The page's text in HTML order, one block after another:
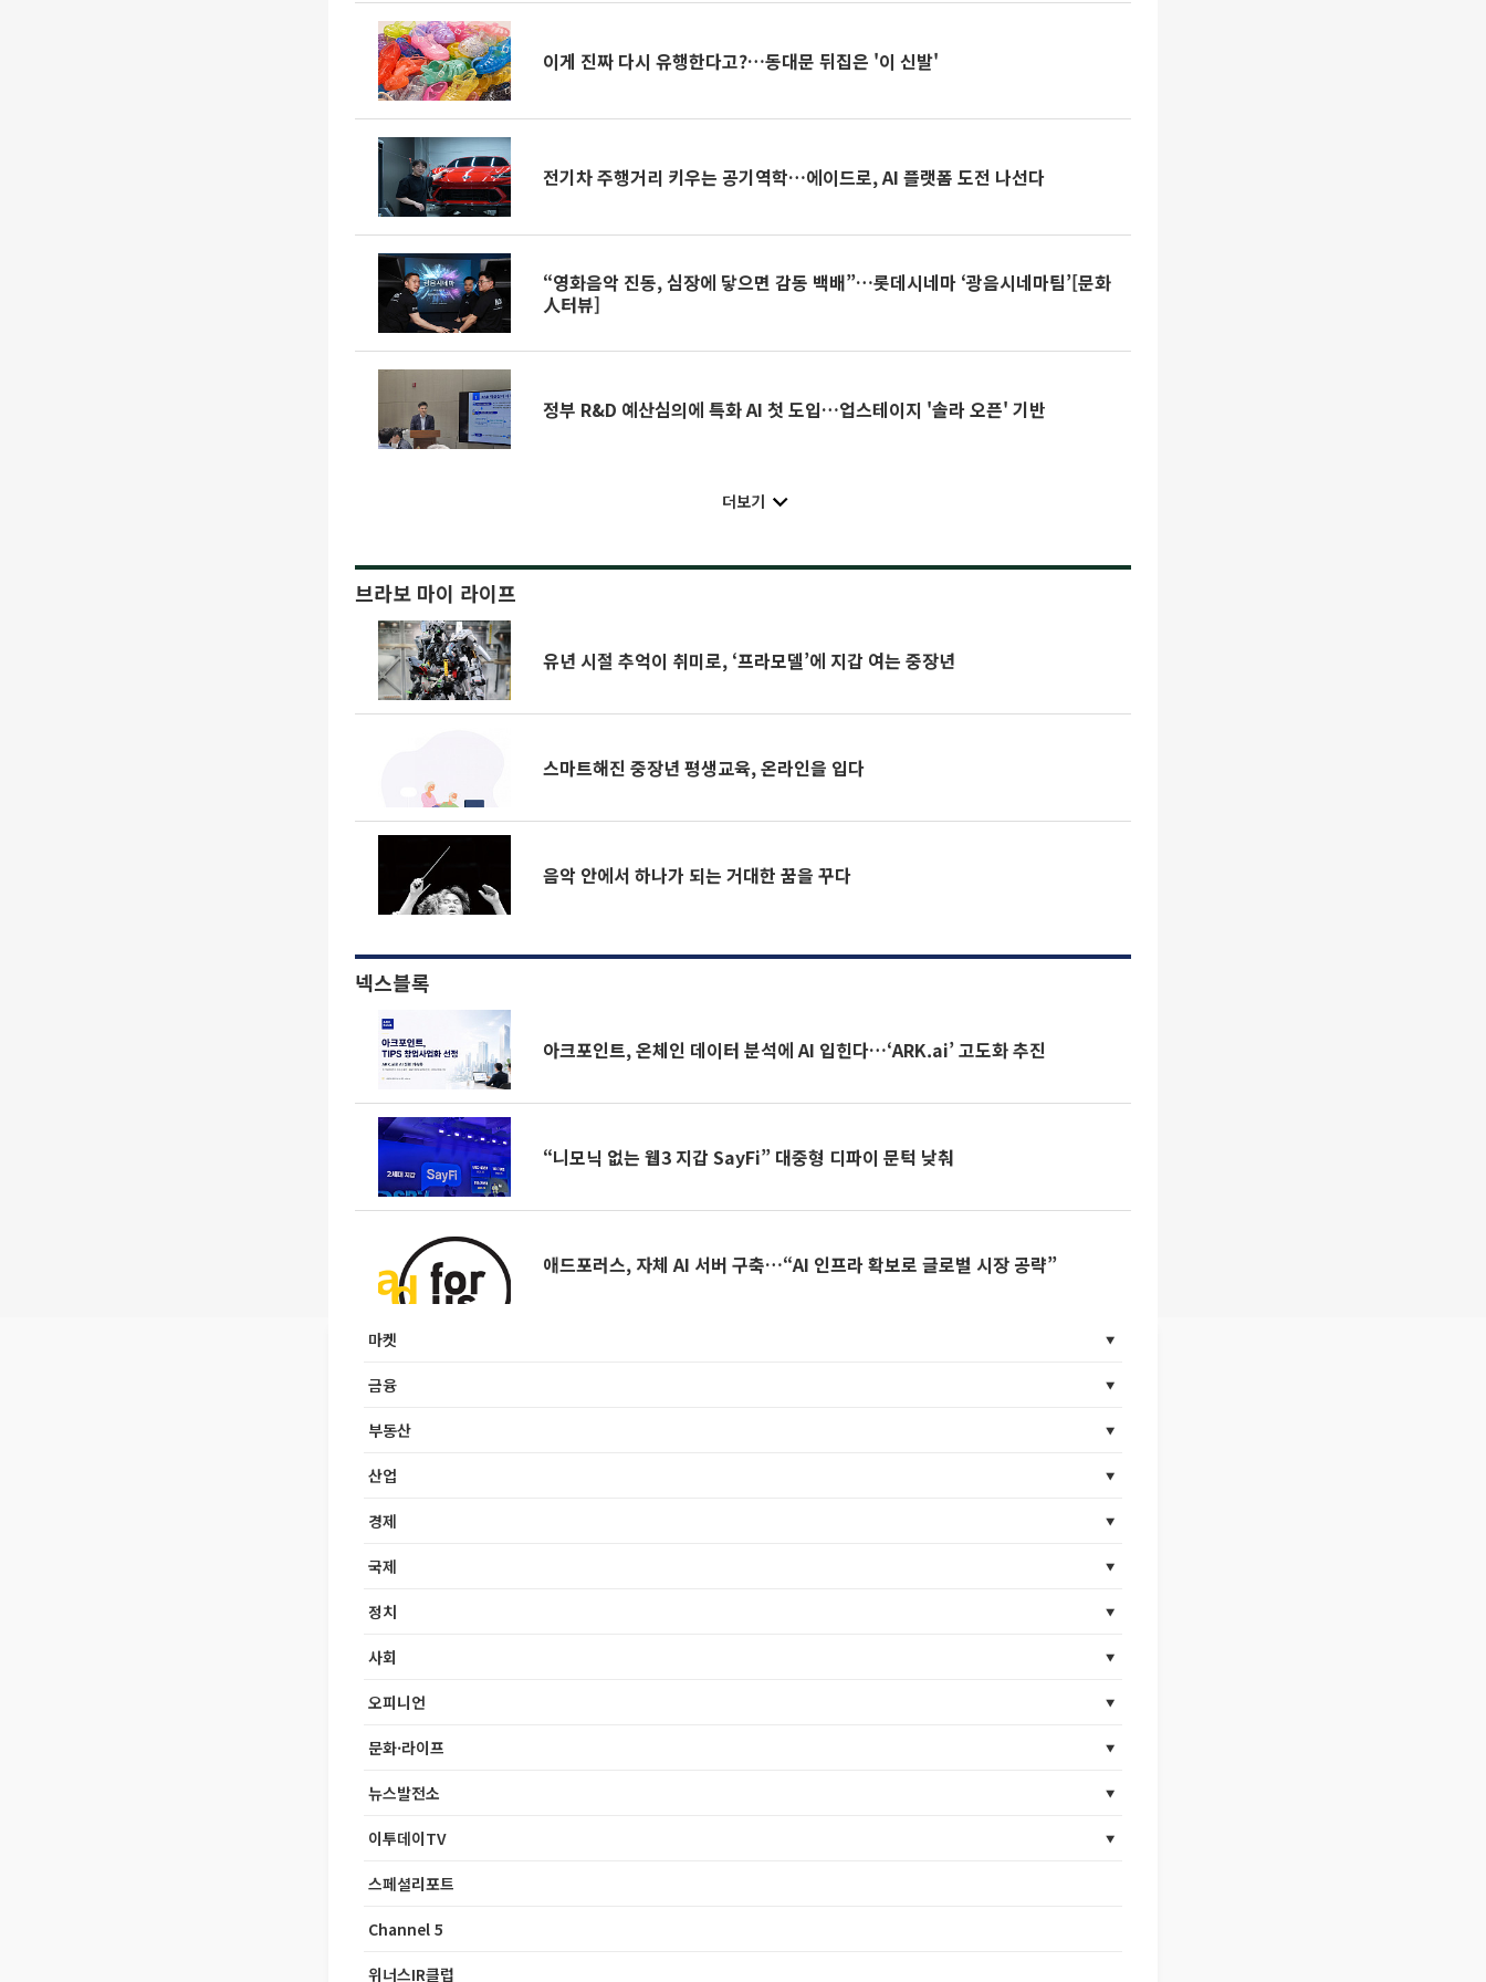
이게 진짜 다시 유행한다고?…동대문 뒤집은 '이 신발'
전기차 주행거리 키우는 공기역학…에이드로, AI 플랫폼 도전 나선다
“영화음악 진동, 심장에 닿으면 감동 백배”…롯데시네마 ‘광음시네마팀’[문화
人터뷰]
정부 R&D 예산심의에 특화 AI 첫 도입…업스테이지 '솔라 오픈' 기반
더보기
브라보 마이 라이프
유년 시절 추억이 취미로, ‘프라모델’에 지갑 여는 중장년
스마트해진 중장년 평생교육, 온라인을 입다
음악 안에서 하나가 되는 거대한 꿈을 꾸다
넥스블록
아크포인트, 온체인 데이터 분석에 AI 입힌다…‘ARK.ai’ 고도화 추진
“니모닉 없는 웹3 지갑 SayFi” 대중형 디파이 문턱 낮춰
애드포러스, 자체 AI 서버 구축…“AI 인프라 확보로 글로벌 시장 공략”
마켓
금융
부동산
산업
경제
국제
정치
사회
오피니언
문화·라이프
뉴스발전소
이투데이TV
스페셜리포트
Channel 5
위너스IR클럽